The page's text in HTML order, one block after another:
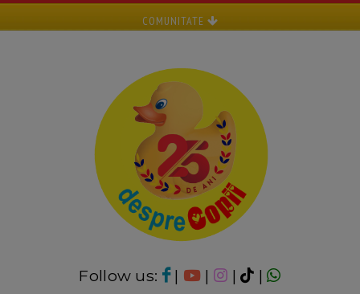
COMUNITATE
Follow us: | | |
|